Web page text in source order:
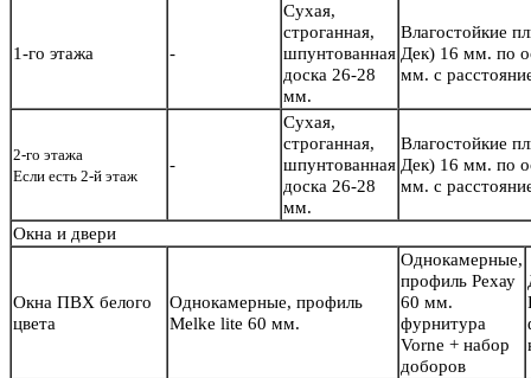
1-го этажа -
Сухая,
строганная,
шпунтованная
доска 26-28
мм.
Влагостойкие
Дек) 16 мм. по
мм. с
2-го этажа
Если есть 2-й этаж
-
Сухая,
строганная,
шпунтованная
доска 26-28
мм.
Влагостойкие
Дек) 16 мм. по
мм. с
Окна и двери
Окна ПВХ белого
цвета
Однокамерные, профиль
Melke lite 60 мм.
Однокамерные,
профиль Рехау
60 мм.
фурнитура
Vorne + набор
доборов